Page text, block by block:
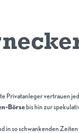
Privatanleger vertrauen
Börsebis hin zur
so schwankenden